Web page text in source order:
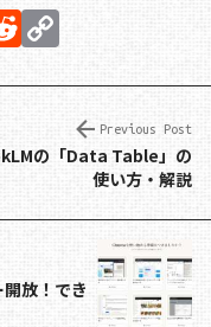
R
d
di
t
p
y
Li
n
Previous Post
の「Data Table」の
使い方・解説
放！でき